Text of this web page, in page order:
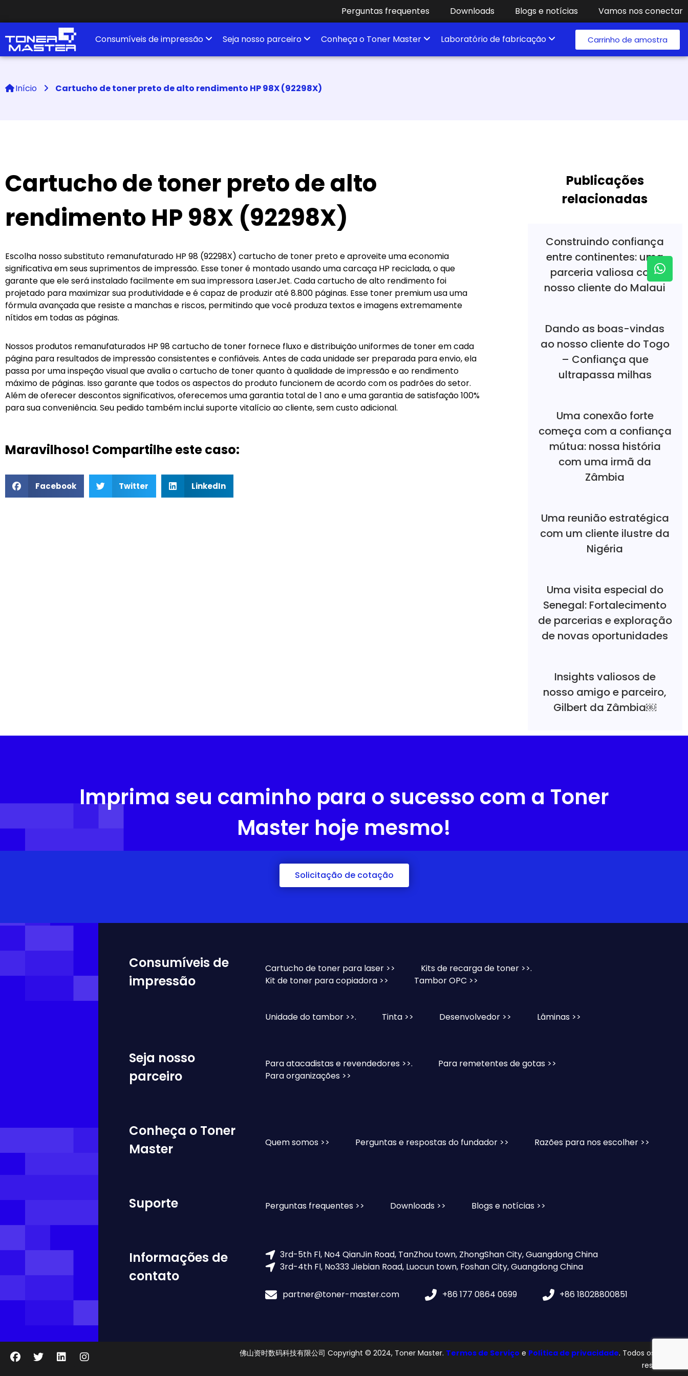
Perguntas frequentes Downloads Blogs e notícias Vamos nos conectar
Consumíveis de impressão Seja nosso parceiro Conheça o Toner Master Laboratório de fabricação Carrinho de amostra
Início Cartucho de toner preto de alto rendimento HP 98X (92298X)
Cartucho de toner preto de alto
rendimento HP 98X (92298X)
Escolha nosso substituto remanufaturado HP 98 (92298X) cartucho de toner pretoe aproveite uma economia
significativa em seus suprimentos de impressão. Esse toner é montado usando uma carcaça HP reciclada, o que
garante que ele será instalado facilmente em sua impressora LaserJet. Cada cartucho de alto rendimento foi
projetado para maximizar sua produtividade e é capaz de produzir até 8.800 páginas. Esse toner premium usa uma
fórmula avançada que resiste a manchas e riscos, permitindo que você produza textos e imagens extremamente
nítidos em todas as páginas.
Nossos produtos remanufaturados HP 98cartucho de toner fornece fluxo e distribuição uniformes de toner em cada
página para resultados de impressão consistentes e confiáveis. Antes de cada unidade ser preparada para envio, ela
passa por uma inspeção visual que avalia o cartucho de toner quanto à qualidade de impressão e ao rendimento
máximo de páginas. Isso garante que todos os aspectos do produto funcionem de acordo com os padrões do setor.
Além de oferecer descontos significativos, oferecemos uma garantia total de 1 ano e uma garantia de satisfação 100%
para sua conveniência. Seu pedido também inclui suporte vitalício ao cliente, sem custo adicional.
Maravilhoso! Compartilhe este caso:
Facebook Twitter LinkedIn
Publicações
relacionadas
Construindo confiança
entre continentes: uma
parceria valiosa com
nosso cliente do Malaui
Dando as boas-vindas
ao nosso cliente do Togo
– Confiança que
ultrapassa milhas
Uma conexão forte
começa com a confiança
mútua: nossa história
com uma irmã da
Zâmbia
Uma reunião estratégica
com um cliente ilustre da
Nigéria
Uma visita especial do
Senegal: Fortalecimento
de parcerias e exploração
de novas oportunidades
Insights valiosos de
nosso amigo e parceiro,
Gilbert da Zâmbia￼
Imprima seu caminho para o sucesso com a Toner
Master hoje mesmo!
Solicitação de cotação
Consumíveis de
impressão
Cartucho de toner para laser >>
Kits de recarga de toner >>.
Kit de toner para copiadora >>
Tambor OPC >>
Unidade do tambor >>. Tinta >> Desenvolvedor >> Lâminas >>
Seja nosso
parceiro
Para atacadistas e revendedores >>.
Para remetentes de gotas >>
Para organizações >>
Conheça o Toner
Master
Quem somos >> Perguntas e respostas do fundador >> Razões para nos escolher >>
Suporte Perguntas frequentes >> Downloads >> Blogs e notícias >>
Informações de
contato
3rd-5th Fl, No4 QianJin Road, TanZhou town, ZhongShan City, Guangdong China
3rd-4th Fl, No333 Jiebian Road, Luocun town, Foshan City, Guangdong China
partner@toner-master.com +86 177 0864 0699 +86 18028800851
佛山资时数码科技有限公司 Copyright © 2024, Toner Master. Termos de Serviço e Política de privacidade. Todos os direitos
reservados.